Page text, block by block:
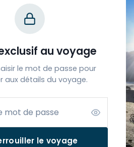
au voyage
le mot de passe pour
aux détails du voyage.
le voyage
à 18h
63